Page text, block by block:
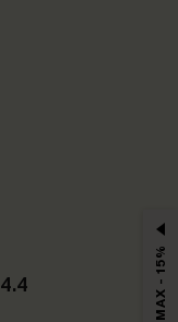
4.4 MAX - 15%